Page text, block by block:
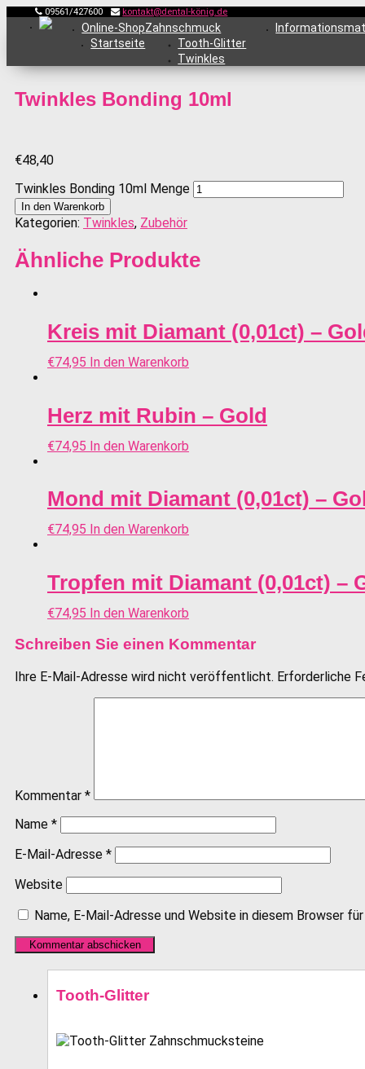
09561/427600 kontakt@dental-könig.de
Zahnschmuck
Tooth-Glitter
Twinkles
Online-Shop
Startseite
Twinkles Bonding 10ml
€48,40
Twinkles Bonding 10ml Menge
In den Warenkorb
Kategorien: Twinkles, Zubehör
Ähnliche Produkte
Kreis mit Diamant (0,01ct) –
€74,95 In den Warenkorb
Herz mit Rubin – Gold
€74,95 In den Warenkorb
Mond mit Diamant (0,01ct) –
€74,95 In den Warenkorb
Tropfen mit Diamant (0,01ct) –
€74,95 In den Warenkorb
Schreiben Sie einen Kommentar
Ihre E-Mail-Adresse wird nicht veröffentlicht. Erforderliche
Kommentar *
Name *
E-Mail-Adresse *
Website
Name, E-Mail-Adresse und Website in diesem Browser
Tooth-Glitter